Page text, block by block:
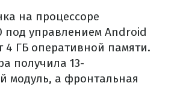
на процессоре
под управлением Android
4 ГБ оперативной памяти.
получила 13-
модуль, а фронтальная